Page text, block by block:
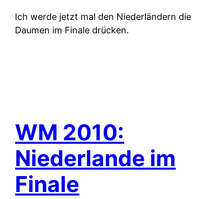
Ich werde jetzt mal den Niederländern die
Daumen im Finale drücken.
WM 2010:
Niederlande im
Finale